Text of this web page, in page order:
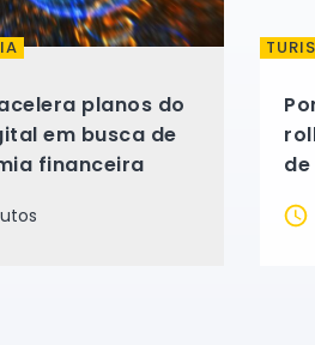
planos do
em busca de
financeira